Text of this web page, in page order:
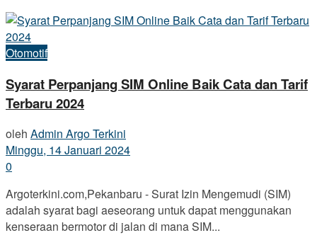
Otomotif
Syarat Perpanjang SIM Online Baik Cata dan Tarif
Terbaru 2024
oleh Admin Argo Terkini
Minggu, 14 Januari 2024
0
Argoterkini.com,Pekanbaru - Surat Izin Mengemudi (SIM)
adalah syarat bagi aeseorang untuk dapat menggunakan
kenseraan bermotor di jalan di mana SIM...